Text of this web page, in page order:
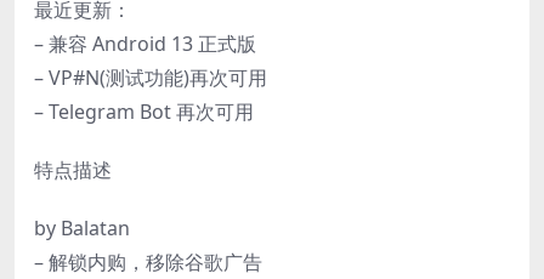
最近更新：
– 兼容 Android 13 正式版
– VP#N(测试功能)再次可用
– Telegram Bot 再次可用
特点描述
by Balatan
– 解锁内购，移除谷歌广告